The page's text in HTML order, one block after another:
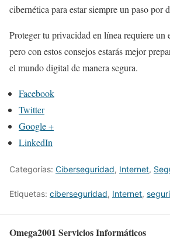
cibernética para estar siempre un paso por
Proteger tu privacidad en línea requiere un
pero con estos consejos estarás mejor
el mundo digital de manera segura.
Facebook
Twitter
Google +
LinkedIn
Categorías: Ciberseguridad, Internet,
Etiquetas: ciberseguridad, Internet,
Omega2001 Servicios Informáticos